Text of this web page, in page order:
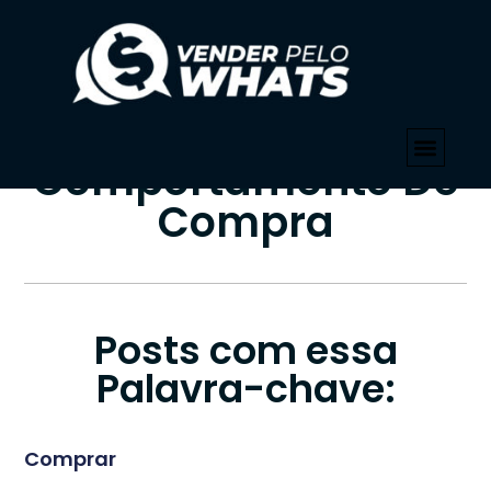
PALAVRA-CHAVE
Início» Comportamento De Compra
Comportamento De
Compra
Posts com essa
Palavra-chave:
Comprar